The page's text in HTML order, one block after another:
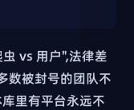
vs 用户",法律差
数被封号的团队不
里有平台永远不